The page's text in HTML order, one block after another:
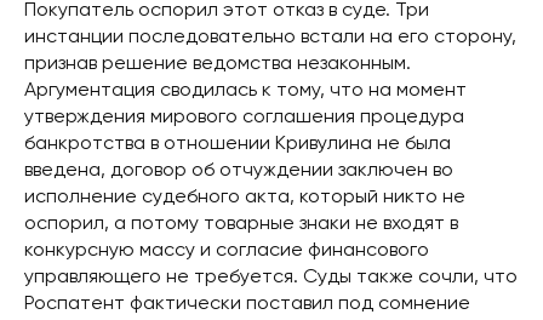
Покупатель оспорил этот отказ в суде. Три
инстанции последовательно встали на его сторону,
признав решение ведомства незаконным.
Аргументация сводилась к тому, что на момент
утверждения мирового соглашения процедура
банкротства в отношении Кривулина не была
введена, договор об отчуждении заключен во
исполнение судебного акта, который никто не
оспорил, а потому товарные знаки не входят в
конкурсную массу и согласие финансового
управляющего не требуется. Суды также сочли, что
Роспатент фактически поставил под сомнение